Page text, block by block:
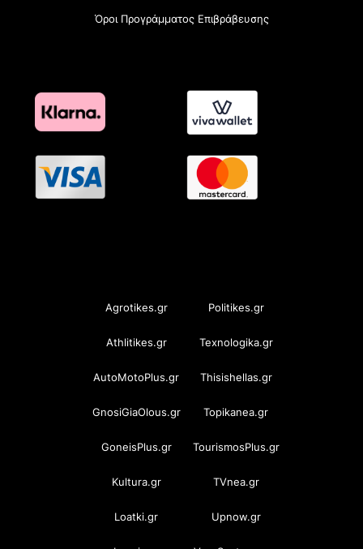
Όροι Προγράμματος Επιβράβευσης
Agrotikes.gr Politikes.gr
Athlitikes.gr Texnologika.gr
AutoMotoPlus.gr Thisishellas.gr
GnosiGiaOlous.gr Topikanea.gr
GoneisPlus.gr TourismosPlus.gr
Kultura.gr TVnea.gr
Loatki.gr Upnow.gr